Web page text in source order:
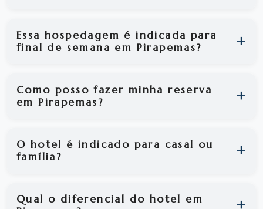
Essa hospedagem é indicada para
final de semana em Pirapemas?
Como posso fazer minha reserva
em Pirapemas?
O hotel é indicado para casal ou
família?
Qual o diferencial do hotel em